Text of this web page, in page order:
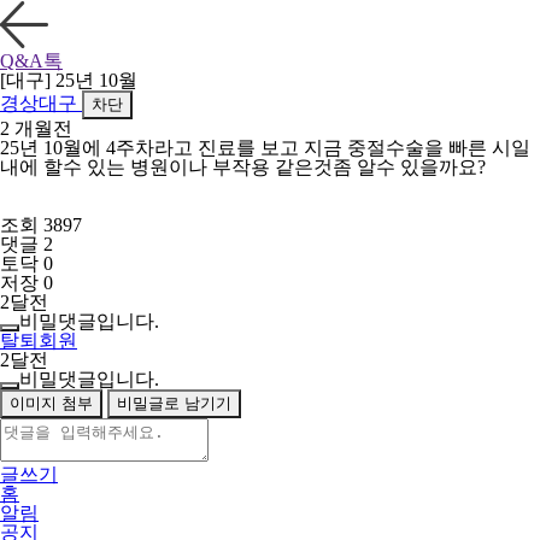
Q&A톡
[대구] 25년 10월
경상대구
차단
2 개월전
25년 10월에 4주차라고 진료를 보고 지금 중절수술을 빠른 시일
내에 할수 있는 병원이나 부작용 같은것좀 알수 있을까요?
조회 3897
댓글 2
토닥 0
저장 0
2달전
비밀댓글입니다.
탈퇴회원
2달전
비밀댓글입니다.
이미지 첨부 비밀글로 남기기
글쓰기
홈
알림
공지